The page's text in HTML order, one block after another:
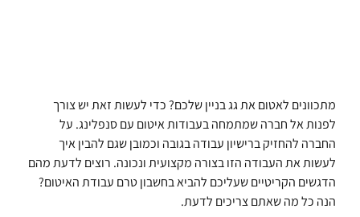
מתכוונים לאטום את גג בניין שלכם? כדי לעשות זאת יש צורך
לפנות אל חברה שמתמחה בעבודות איטום עם סנפלינג. על
החברה להחזיק ברישיון עבודה בגובה וכמובן שגם להבין איך
לעשות את העבודה הזו בצורה מקצועית ונכונה. רוצים לדעת מהם
הדגשים הקריטיים שעליכם להביא בחשבון טרם עבודת האיטום?
הנה כל מה שאתם צריכים לדעת.